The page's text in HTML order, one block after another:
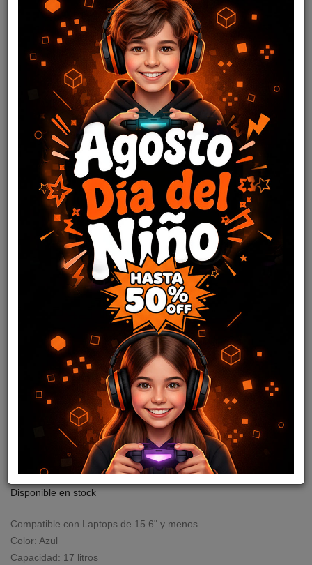
MOCHILA CHUWI 15.6"
AZUL
cod: I01874
15,54
Disponible en stock
Compatible con Laptops de 15.6" y menos
Color: Azul
Capacidad: 17 litros